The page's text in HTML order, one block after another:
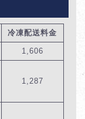
冷凍配送料金
1,606
1,287